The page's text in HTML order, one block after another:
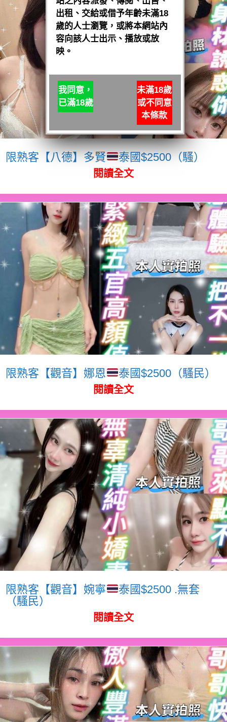
限熟客【八德】多賢 泰國$2500（騷）
閱讀全文
限熟客【觀音】娜恩 泰國$2500（騷民）
閱讀全文
限熟客【觀音】婉寧
泰國$2500 .無套
（騷民）
閱讀全文
出租、交給或借予年齡未滿18
歲的人士瀏覽，或將本網站內
容向該人士出示、播放或放
映。
我同意，
已滿18歲
未滿18歲
或不同意
本條款